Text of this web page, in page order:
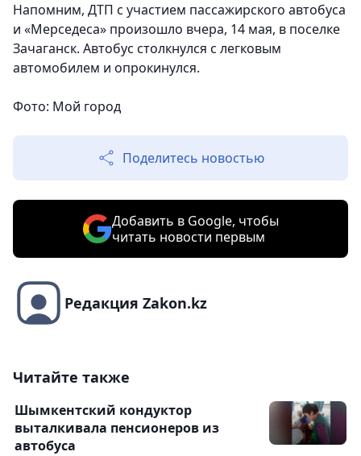
Напомним, ДТП с участием пассажирского автобуса
и «Мерседеса» произошло вчера, 14 мая, в поселке
Зачаганск. Автобус столкнулся с легковым
автомобилем и опрокинулся.
Фото: Мой город
Поделитесь новостью
Добавить в Google, чтобы
читать новости первым
Редакция Zakon.kz
Читайте также
Шымкентский кондуктор
выталкивала пенсионеров из
автобуса